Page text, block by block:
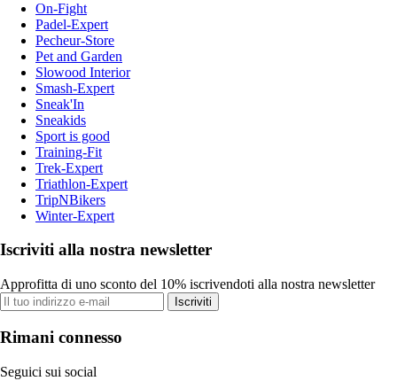
On-Fight
Padel-Expert
Pecheur-Store
Pet and Garden
Slowood Interior
Smash-Expert
Sneak'In
Sneakids
Sport is good
Training-Fit
Trek-Expert
Triathlon-Expert
TripNBikers
Winter-Expert
Iscriviti alla nostra newsletter
Approfitta di uno sconto del 10% iscrivendoti alla nostra newsletter
Iscriviti
Rimani connesso
Seguici sui social